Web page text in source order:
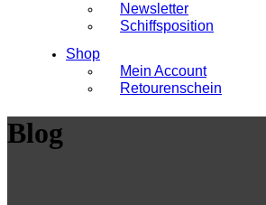
Newsletter
Schiffsposition
Shop
Mein Account
Retourenschein
Blog